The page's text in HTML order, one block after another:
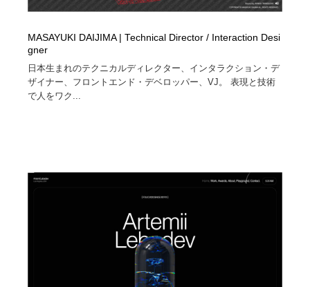
MASAYUKI DAIJIMA | Technical Director / Interaction Desi
gner
日本生まれのテクニカルディレクター、インタラクション・デ
ザイナー、フロントエンド・デベロッパー、VJ。 表現と技術
で人をワク...